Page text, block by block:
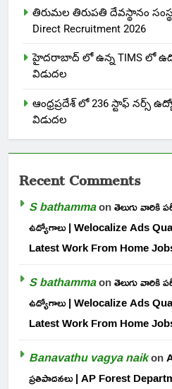
తిరుమల తిరుపతి దేవస్థానం
Direct Recruitment 2026
హైదరాబాద్ లో ఉన్న TIMS లో
విడుదల
ఆంధ్రప్రదేశ్ లో 236 స్టాఫ్ నర్స్
విడుదల
Recent Comments
S bathammaonతెలుగు వారికి
ఉద్యోగాలు | Welocalize Ads
Latest Work From Home
S bathammaonతెలుగు వారికి
ఉద్యోగాలు | Welocalize Ads
Latest Work From Home
Banavathu vagya naikon
ప్రతిపాదనలు | AP Forest